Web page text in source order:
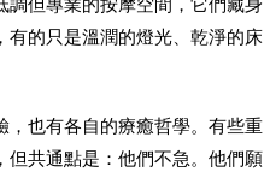
的只是溫潤的燈光、乾淨的床
也有各自的療癒哲學。有些重
共通點是：他們不急。他們願